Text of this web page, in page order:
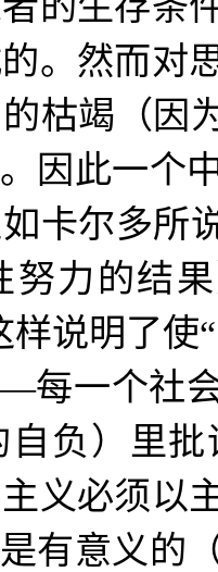
。然而对
枯竭（因
因此一个
卡尔多所
努力的结
样说明了使“
每一个社
自负）里批
义必须以
有意义的